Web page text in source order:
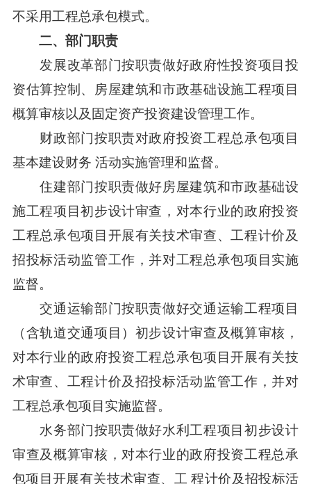
不采用工程总承包模式。
二、部门职责
发展改革部门按职责做好政府性投资项目投
资估算控制、房屋建筑和市政基础设施工程项目
概算审核以及固定资产投资建设管理工作。
财政部门按职责对政府投资工程总承包项目
基本建设财务 活动实施管理和监督。
住建部门按职责做好房屋建筑和市政基础设
施工程项目初步设计审查，对本行业的政府投资
工程总承包项目开展有关技术审查、工程计价及
招投标活动监管工作，并对工程总承包项目实施
监督。
交通运输部门按职责做好交通运输工程项目
（含轨道交通项目）初步设计审查及概算审核，
对本行业的政府投资工程总承包项目开展有关技
术审查、工程计价及招投标活动监管工作，并对
工程总承包项目实施监督。
水务部门按职责做好水利工程项目初步设计
审查及概算审核，对本行业的政府投资工程总承
包项目开展有关技术审查、工 程计价及招投标活